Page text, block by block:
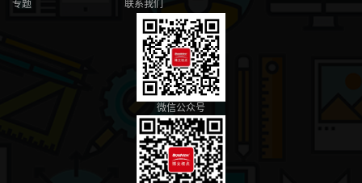
专题
联系我们
微信公众号